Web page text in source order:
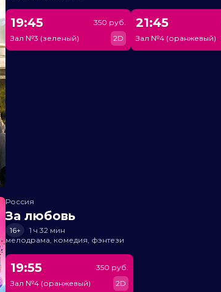
19:45
Зал №3 (зеленый)
350 руб.
2D
21:45
Зал №4 (оранжевый)
Россия
За любовь
16+
1 ч 32 мин
мелодрама, комедия, фэнтези
19:55
Зал №4 (оранжевый)
350 руб.
2D